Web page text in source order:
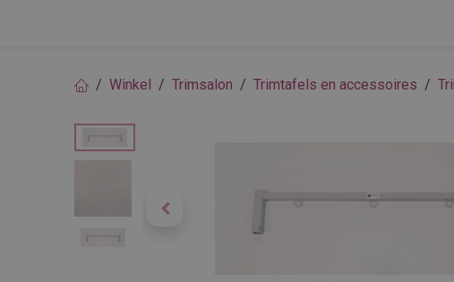
Winkel Trimsalon Trimtafels en accessoires